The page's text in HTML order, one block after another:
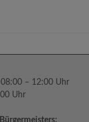
– 12:00 Uhr
Uhr